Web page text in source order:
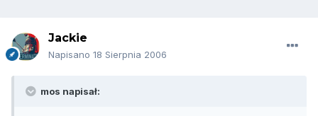
Jackie
Napisano 18 Sierpnia 2006
mos napisał: